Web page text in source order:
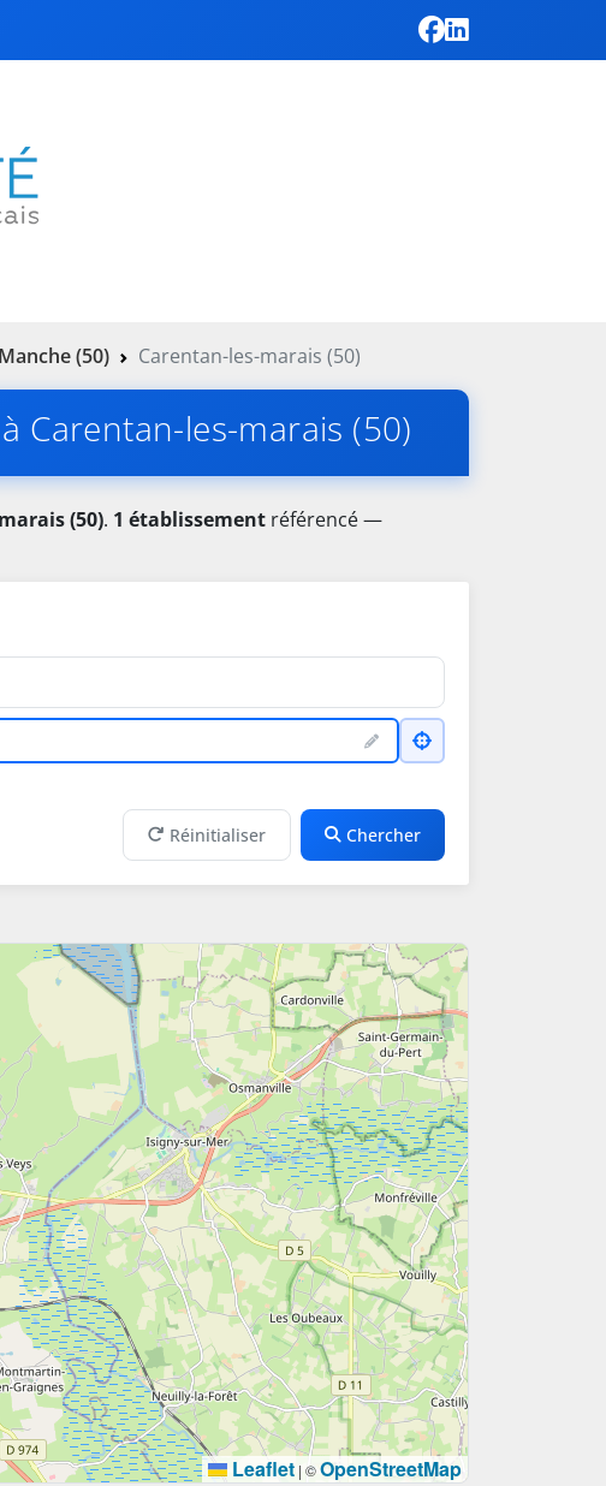
Manche (50) Carentan-les-marais (50)
Carentan-les-marais (50)
(50). 1 établissement référencé —
Réinitialiser Chercher
Leaflet | ©OpenStreetMap